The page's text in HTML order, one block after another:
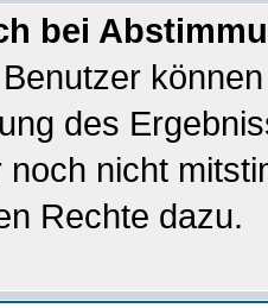
bei
des
noch nicht
Rechte dazu.